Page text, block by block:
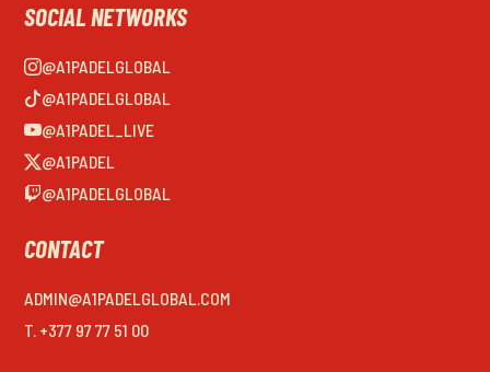
SOCIAL NETWORKS
@A1PADELGLOBAL
@A1PADELGLOBAL
@A1PADEL_LIVE
@A1PADEL
@A1PADELGLOBAL
CONTACT
ADMIN@A1PADELGLOBAL.COM
T. +377 97 77 51 00